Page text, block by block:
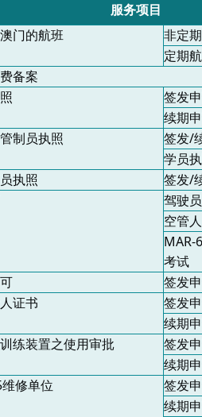
服务项目
门的航班
非定
定期
备案
签发
续期
制员执照 签发/
学员
执照 签发/
驾驶
空管
MAR-
考试
签发
证书 签发
续期
练装置之使用审批 签发
续期
维修单位
签发
续期